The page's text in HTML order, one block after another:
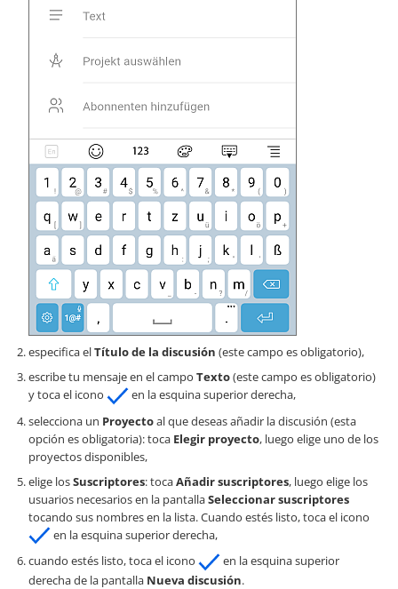
especifica elTítulo de la discusión (este campo es obligatorio),
escribe tu mensaje en el campo Texto(este campo es obligatorio)
y toca el icono
en la esquina superior derecha,
selecciona un Proyectoal que deseas añadir la discusión (esta
opción es obligatoria): toca Elegir proyecto, luego elige uno de los
proyectos disponibles,
elige losSuscriptores: tocaAñadir suscriptores, luego elige los
usuarios necesarios en la pantallaSeleccionar suscriptores
tocando sus nombres en la lista. Cuando estés listo, toca el icono
en la esquina superior derecha,
cuando estés listo, toca el icono
en la esquina superior
derecha de la pantalla Nueva discusión.